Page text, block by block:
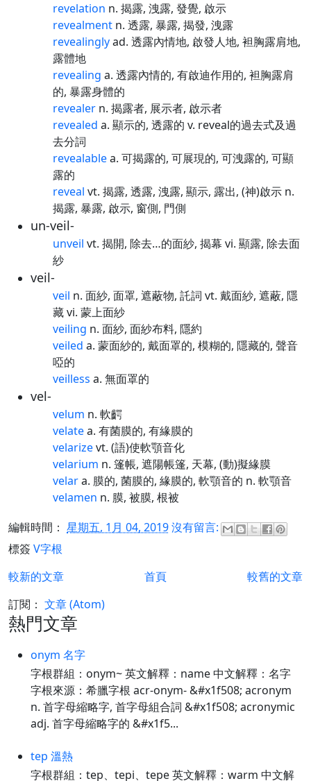
revelation n. 揭露, 洩露, 發覺, 啟示
revealment n. 透露, 暴露, 揭發, 洩露
revealinglyad. 透露內情地, 啟發人地, 袒胸露肩地,
露體地
revealing a. 透露內情的, 有啟迪作用的, 袒胸露肩
的, 暴露身體的
revealer n. 揭露者, 展示者, 啟示者
revealed a. 顯示的, 透露的 v. reveal的過去式及過
去分詞
revealablea. 可揭露的, 可展現的, 可洩露的, 可顯
露的
reveal vt. 揭露, 透露, 洩露, 顯示, 露出, (神)啟示 n.
揭露, 暴露, 啟示, 窗側, 門側
un-veil-
unveil vt. 揭開, 除去…的面紗, 揭幕 vi. 顯露, 除去面
紗
veil-
veil n. 面紗, 面罩, 遮蔽物, 託詞 vt. 戴面紗, 遮蔽, 隱
藏 vi. 蒙上面紗
veiling n. 面紗, 面紗布料, 隱約
veiled a. 蒙面紗的, 戴面罩的, 模糊的, 隱藏的, 聲音
啞的
veilless a. 無面罩的
vel-
velum n. 軟齶
velatea. 有菌膜的, 有緣膜的
velarizevt. (語)使軟顎音化
velarium n. 篷帳, 遮陽帳篷, 天幕, (動)擬緣膜
velara. 膜的, 菌膜的, 緣膜的, 軟顎音的 n. 軟顎音
velamen n. 膜, 被膜, 根被
編輯時間： 星期五, 1月 04, 2019沒有留言:
標簽 V字根
較新的文章
較舊的文章
首頁
訂閱： 文章 (Atom)
熱門文章
onym 名字
字根群組：onym~ 英文解釋：name 中文解釋：名字
字根來源：希臘字根 acr-onym- &#x1f508; acronym
n. 首字母縮略字, 首字母組合詞 &#x1f508; acronymic
adj. 首字母縮略字的 &#x1f5...
tep 溫熱
字根群組：tep、tepi、tepe 英文解釋：warm 中文解